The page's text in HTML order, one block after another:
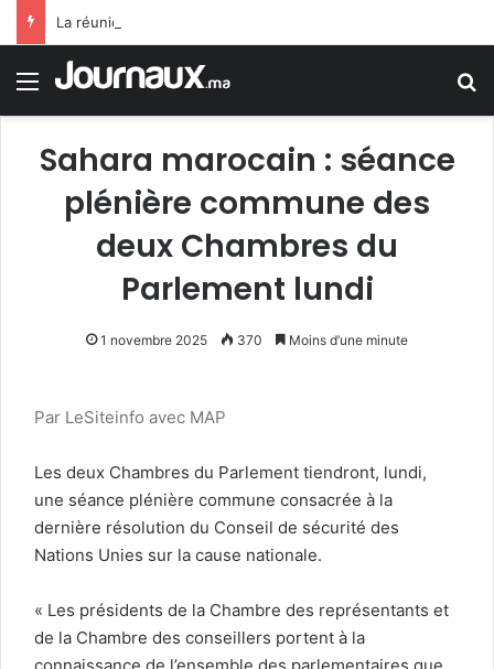
Menu
Sahara marocain : séance
plénière commune des
deux Chambres du
Parlement lundi
1 novembre 2025 370 Moins d’une minute
Par LeSiteinfo avec MAP
Les deux Chambres du Parlement tiendront, lundi,
une séance plénière commune consacrée à la
dernière résolution du Conseil de sécurité des
Nations Unies sur la cause nationale.
« Les présidents de la Chambre des représentants et
de la Chambre des conseillers portent à la